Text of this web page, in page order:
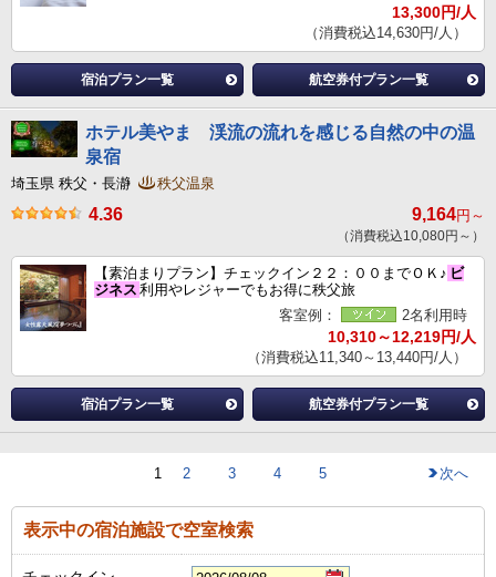
13,300円/人
（消費税込14,630円/人）
宿泊プラン一覧 航空券付プラン一覧
ホテル美やま 渓流の流れを感じる自然の中の温
泉宿
埼玉県 秩父・長瀞 秩父温泉
4.36 9,164円～
（消費税込10,080円～）
【素泊まりプラン】チェックイン２２：００までＯＫ♪ ビ
ジネス 利用やレジャーでもお得に秩父旅
客室例：
2名利用時
10,310～12,219円/人
（消費税込11,340～13,440円/人）
宿泊プラン一覧 航空券付プラン一覧
1 2 3 4 5 次へ
表示中の宿泊施設で空室検索